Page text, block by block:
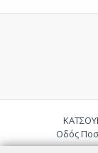
Οδός